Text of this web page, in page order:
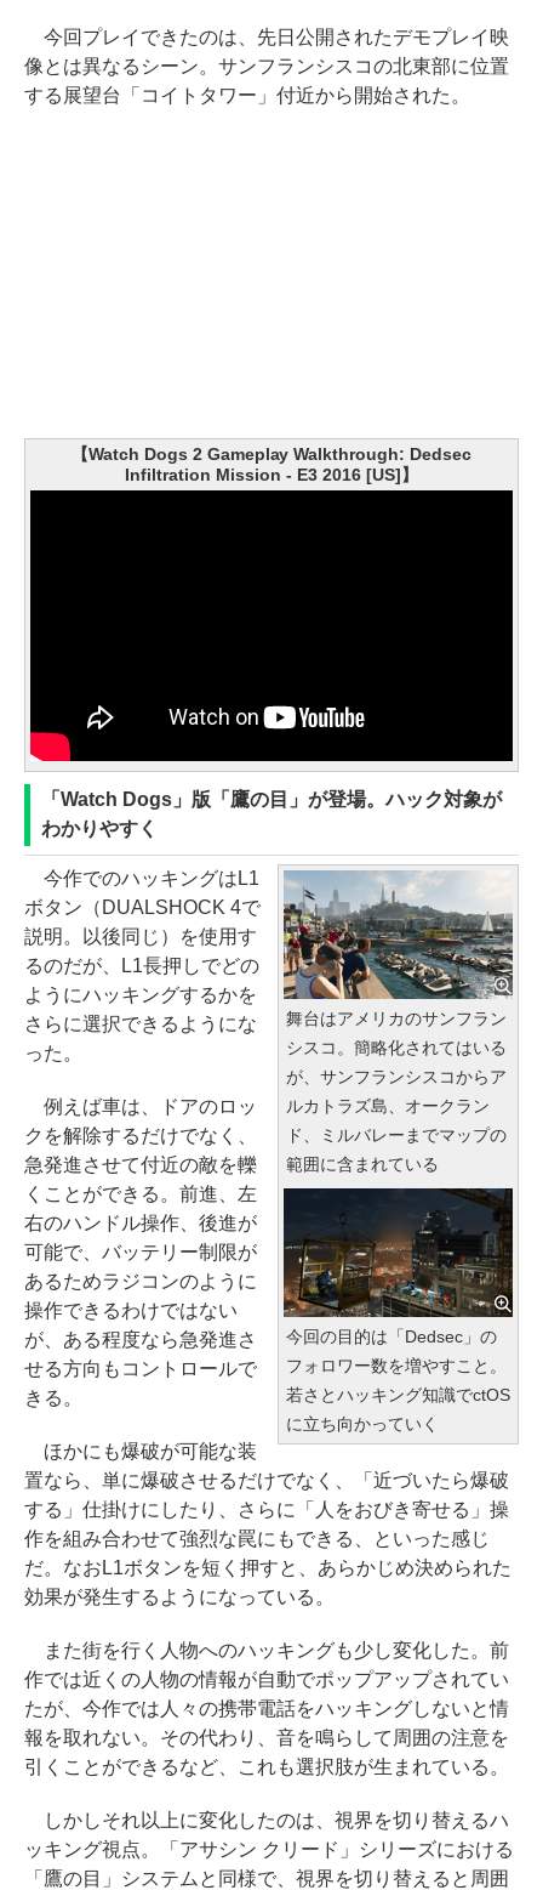
今回プレイできたのは、先日公開されたデモプレイ映
像とは異なるシーン。サンフランシスコの北東部に位置
する展望台「コイトタワー」付近から開始された。
【Watch Dogs 2 Gameplay Walkthrough: Dedsec
Infiltration Mission - E3 2016 [US]】
「Watch Dogs」版「鷹の目」が登場。ハック対象が
わかりやすく
舞台はアメリカのサンフラン
シスコ。簡略化されてはいる
が、サンフランシスコからア
ルカトラズ島、オークラン
ド、ミルバレーまでマップの
範囲に含まれている
今回の目的は「Dedsec」の
フォロワー数を増やすこと。
若さとハッキング知識でctOS
に立ち向かっていく
今作でのハッキングはL1
ボタン（DUALSHOCK 4で
説明。以後同じ）を使用す
るのだが、L1長押しでどの
ようにハッキングするかを
さらに選択できるようにな
った。
例えば車は、ドアのロッ
クを解除するだけでなく、
急発進させて付近の敵を轢
くことができる。前進、左
右のハンドル操作、後進が
可能で、バッテリー制限が
あるためラジコンのように
操作できるわけではない
が、ある程度なら急発進さ
せる方向もコントロールで
きる。
ほかにも爆破が可能な装
置なら、単に爆破させるだけでなく、「近づいたら爆破
する」仕掛けにしたり、さらに「人をおびき寄せる」操
作を組み合わせて強烈な罠にもできる、といった感じ
だ。なおL1ボタンを短く押すと、あらかじめ決められた
効果が発生するようになっている。
また街を行く人物へのハッキングも少し変化した。前
作では近くの人物の情報が自動でポップアップされてい
たが、今作では人々の携帯電話をハッキングしないと情
報を取れない。その代わり、音を鳴らして周囲の注意を
引くことができるなど、これも選択肢が生まれている。
しかしそれ以上に変化したのは、視界を切り替えるハ
ッキング視点。「アサシン クリード」シリーズにおける
「鷹の目」システムと同様で、視界を切り替えると周囲